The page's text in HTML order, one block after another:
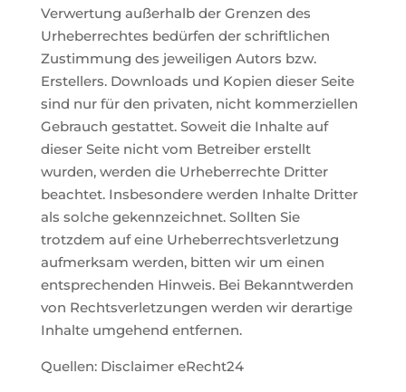
Verwertung außerhalb der Grenzen des
Urheberrechtes bedürfen der schriftlichen
Zustimmung des jeweiligen Autors bzw.
Erstellers. Downloads und Kopien dieser Seite
sind nur für den privaten, nicht kommerziellen
Gebrauch gestattet. Soweit die Inhalte auf
dieser Seite nicht vom Betreiber erstellt
wurden, werden die Urheberrechte Dritter
beachtet. Insbesondere werden Inhalte Dritter
als solche gekennzeichnet. Sollten Sie
trotzdem auf eine Urheberrechtsverletzung
aufmerksam werden, bitten wir um einen
entsprechenden Hinweis. Bei Bekanntwerden
von Rechtsverletzungen werden wir derartige
Inhalte umgehend entfernen.
Quellen: Disclaimer eRecht24